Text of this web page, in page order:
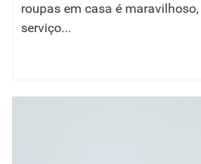
roupas em casa é
serviço...